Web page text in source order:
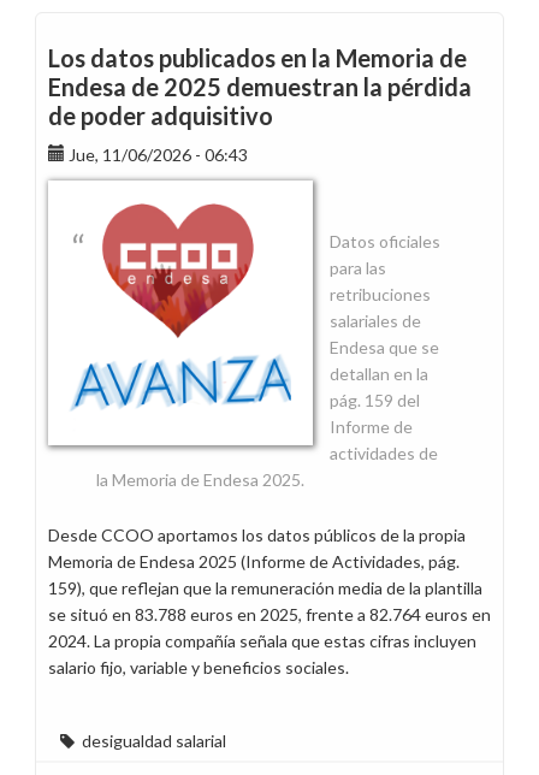
Protocolo
ante
fenómenos
meteorológicos
adversos
Los datos publicados en la Memoria de
Endesa de 2025 demuestran la pérdida
de poder adquisitivo
Jue, 11/06/2026 - 06:43
Datos oficiales
para las
retribuciones
salariales de
Endesa que se
detallan en la
pág. 159 del
Informe de
actividades de
la Memoria de Endesa 2025.
Desde CCOO aportamos los datos públicos de la propia
Memoria de Endesa 2025 (Informe de Actividades, pág.
159), que reflejan que la remuneración media de la plantilla
se situó en 83.788 euros en 2025, frente a 82.764 euros en
2024. La propia compañía señala que estas cifras incluyen
salario fijo, variable y beneficios sociales.
desigualdad salarial